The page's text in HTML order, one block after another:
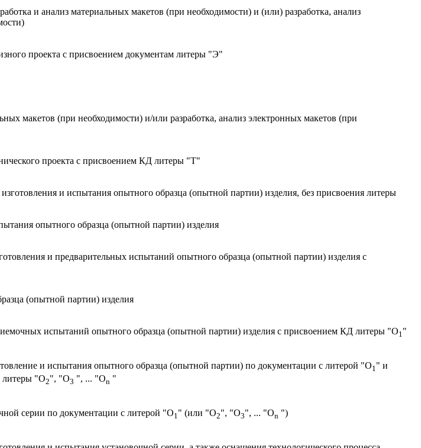
и анализ материальных макетов (при необходимости) и (или) разработка, анализ
проекта с присвоением документам литеры "Э"
макетов (при необходимости) и/или разработка, анализ электронных макетов (при
проекта с присвоением КД литеры "Т"
и испытания опытного образца (опытной партии) изделия, без присвоения литеры
опытного образца (опытной партии) изделия
и предварительных испытаний опытного образца (опытной партии) изделия с
(опытной партии) изделия
испытаний опытного образца (опытной партии) изделия с присвоением КД литеры "O1"
и испытания опытного образца (опытной партии) по документации с литерой "O1" и
литеры "O2", "O3 ", ... "On "
серии по документации с литерой "O1" (или "O2", "O3", ... "On ")